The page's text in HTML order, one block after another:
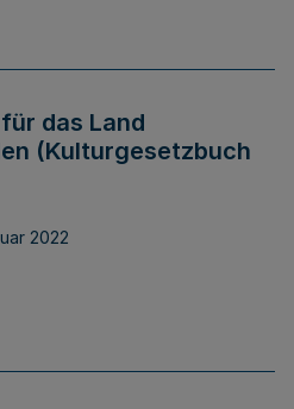
das Land
(Kulturgesetzbuch
2022